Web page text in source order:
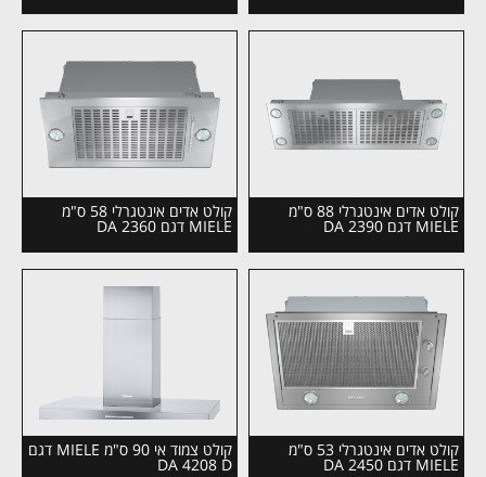
קולט אדים אינטגרלי 88 ס"מ
MIELE דגם DA 2390
קולט אדים אינטגרלי 58 ס"מ
MIELE דגם DA 2360
קולט אדים אינטגרלי 53 ס"מ
MIELE דגם DA 2450
קולט צמוד אי 90 ס"מ MIELE דגם
DA 4208 D